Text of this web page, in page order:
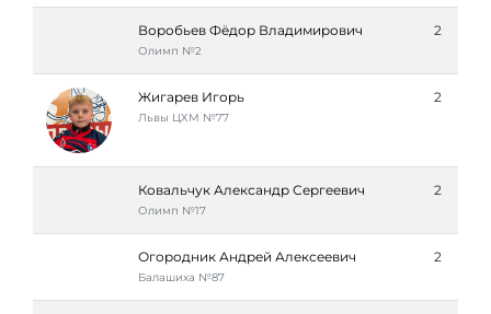
Воробьев Фёдор Владимирович
Олимп №2
2
Жигарев Игорь
Львы ЦХМ №77
2
Ковальчук Александр Сергеевич
Олимп №17
2
Огородник Андрей Алексеевич
Балашиха №87
2